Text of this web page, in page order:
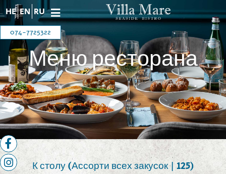
HE EN RU
074-7725322
Меню ресторана
הבית»עמוד הבית רוסית וילה מארה»תפריט
מסעדה רוסית
К столу (Ассорти всех закусок | 125)